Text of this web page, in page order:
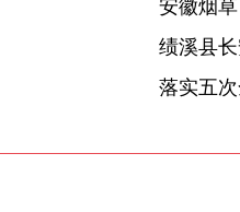
安徽烟